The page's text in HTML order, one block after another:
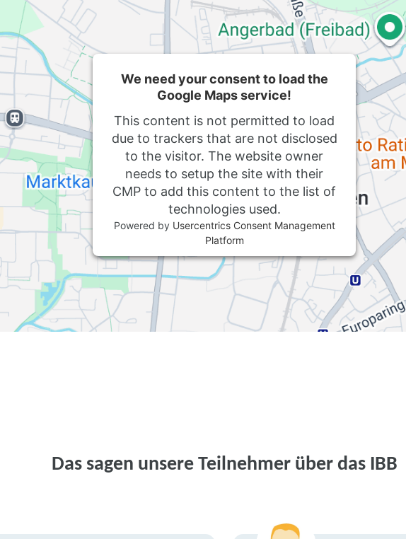
We need your consent to load the
Google Maps service!
This content is not permitted to load
due to trackers that are not disclosed
to the visitor. The website owner
needs to setup the site with their
CMP to add this content to the list of
technologies used.
Powered by Usercentrics Consent Management
Platform
Das sagen unsere Teilnehmer über das IBB